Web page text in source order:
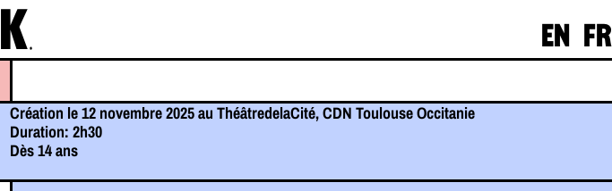
K. EN FR
Création le 12 novembre 2025 au ThéâtredelaCité, CDN Toulouse Occitanie
Duration: 2h30
Dès 14 ans